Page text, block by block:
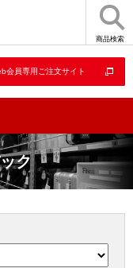
商品検索
会員専用ご注文サイト
ク